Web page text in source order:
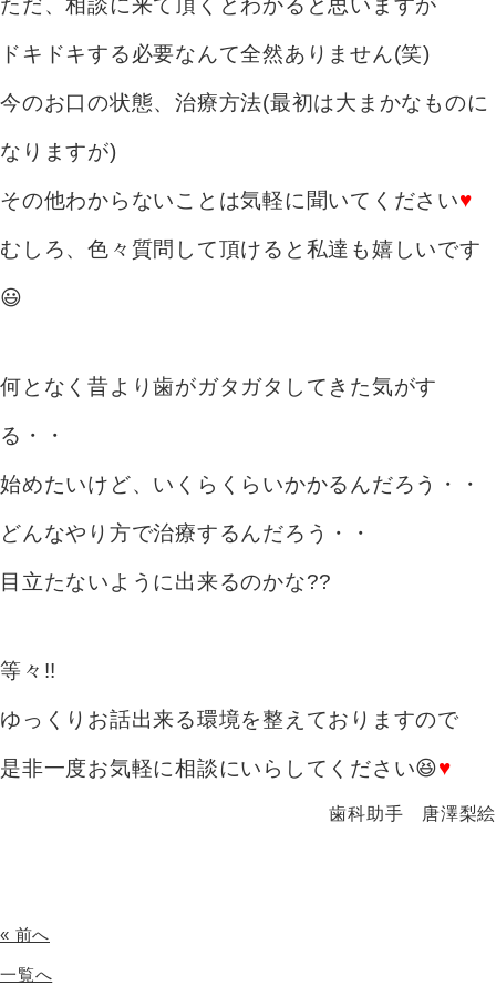
ただ、相談に来て頂くとわかると思いますが
ドキドキする必要なんて全然ありません(笑)
今のお口の状態、治療方法(最初は大まかなものに
なりますが)
その他わからないことは気軽に聞いてください♥
むしろ、色々質問して頂けると私達も嬉しいです
😃
何となく昔より歯がガタガタしてきた気がす
る・・
始めたいけど、いくらくらいかかるんだろう・・
どんなやり方で治療するんだろう・・
目立たないように出来るのかな??
等々!!
ゆっくりお話出来る環境を整えておりますので
是非一度お気軽に相談にいらしてください😆♥
歯科助手 唐澤梨絵
« 前へ
一覧へ